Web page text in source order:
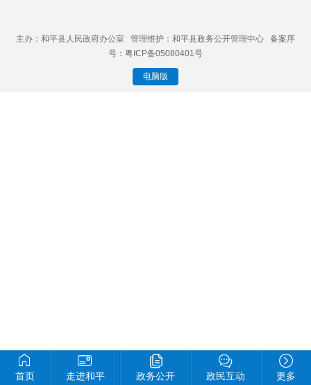
主办：和平县人民政府办公室 管理维护：和平县政务公开管理中心 备案序
号：粤ICP备05080401号
电脑版
首页 走进和平 政务公开 政民互动 更多